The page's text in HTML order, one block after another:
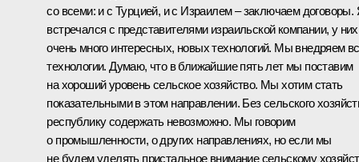
со всеми: и с Турцией, и с Израилем – заключаем договоры.
встречался с представителями израильской компании, у них
очень много интересных, новых технологий. Мы внедряем
технологии. Думаю, что в ближайшие пять лет мы поставим
на хороший уровень сельское хозяйство. Мы хотим стать
показательными в этом направлении. Без сельского
республику содержать невозможно. Мы говорим
о промышленности, о других направлениях, но если мы
не будем уделять пристальное внимание сельскому